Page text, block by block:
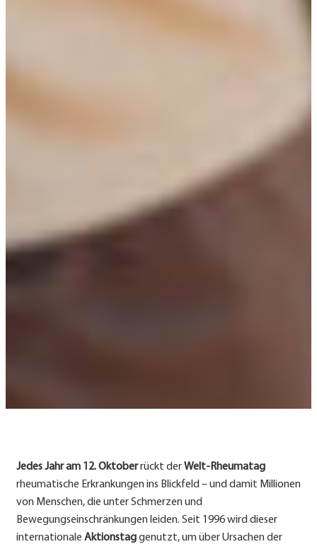
Jedes Jahr am 12. Oktoberrückt derWelt-Rheumatag
rheumatische Erkrankungen ins Blickfeld – und damit Millionen
von Menschen, die unter Schmerzen und
Bewegungseinschränkungen leiden. Seit 1996 wird dieser
internationale Aktionstaggenutzt, um über Ursachen der